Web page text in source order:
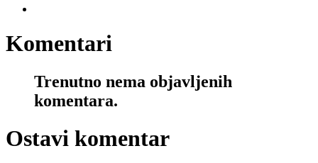
Komentari
Trenutno nema objavljenih
komentara.
Ostavi komentar